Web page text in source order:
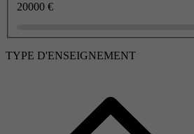
20000 €
TYPE D'ENSEIGNEMENT